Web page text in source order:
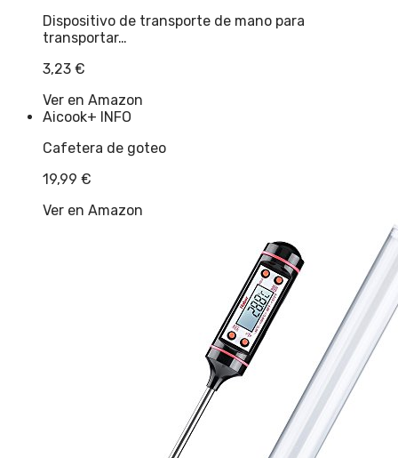
Dispositivo de transporte de mano para
transportar…
3,23 €
Ver en Amazon
Aicook+ INFO
Cafetera de goteo
19,99 €
Ver en Amazon